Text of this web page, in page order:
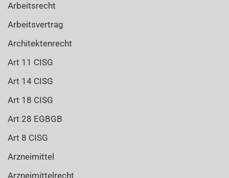
Arbeitsrecht
Arbeitsvertrag
Architektenrecht
Art 11 CISG
Art 14 CISG
Art 18 CISG
Art 28 EGBGB
Art 8 CISG
Arzneimittel
Arzneimittelrecht